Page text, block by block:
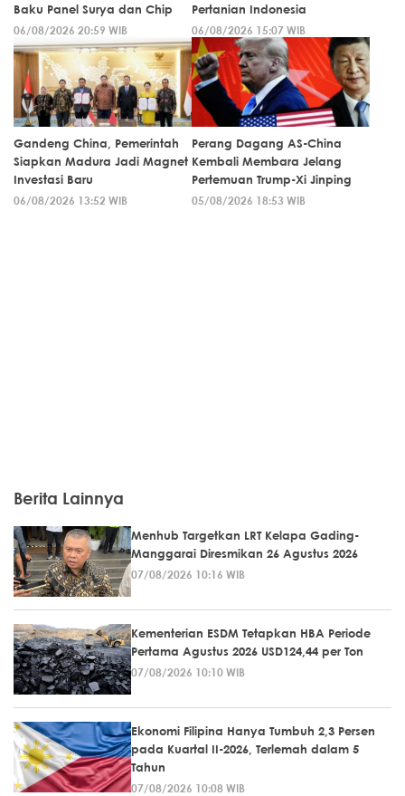
Baku Panel Surya dan Chip
06/08/2026 20:59 WIB
Pertanian Indonesia
06/08/2026 15:07 WIB
Gandeng China, Pemerintah
Siapkan Madura Jadi Magnet
Investasi Baru
06/08/2026 13:52 WIB
Perang Dagang AS-China
Kembali Membara Jelang
Pertemuan Trump-Xi Jinping
05/08/2026 18:53 WIB
Berita Lainnya
Menhub Targetkan LRT Kelapa Gading-
Manggarai Diresmikan 26 Agustus 2026
07/08/2026 10:16 WIB
Kementerian ESDM Tetapkan HBA Periode
Pertama Agustus 2026 USD124,44 per Ton
07/08/2026 10:10 WIB
Ekonomi Filipina Hanya Tumbuh 2,3 Persen
pada Kuartal II-2026, Terlemah dalam 5
Tahun
07/08/2026 10:08 WIB